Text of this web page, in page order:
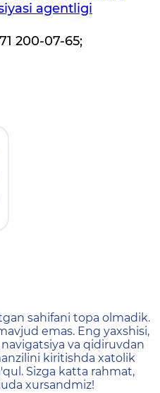
agentligi
200-07-65;
не
sahifani topa olmadik.
emas. Eng yaxshisi,
va qidiruvdan
kiritishda xatolik
Sizga katta rahmat,
xursandmiz!